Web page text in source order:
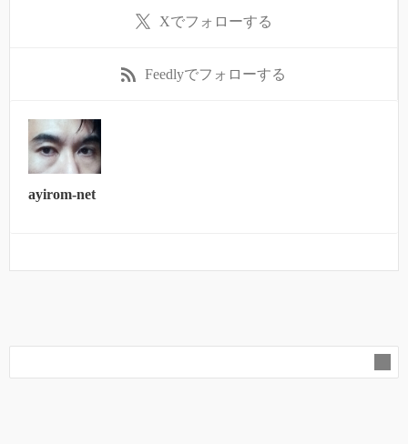
Xでフォローする
Feedlyでフォローする
ayirom-net